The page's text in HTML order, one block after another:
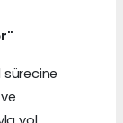
sürecine